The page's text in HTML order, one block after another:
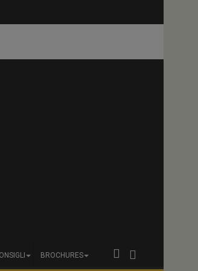
BROCHURES
Suninen protagonista